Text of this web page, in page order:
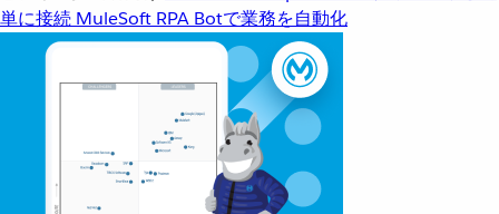
単に接続 MuleSoft RPA Botで業務を自動化